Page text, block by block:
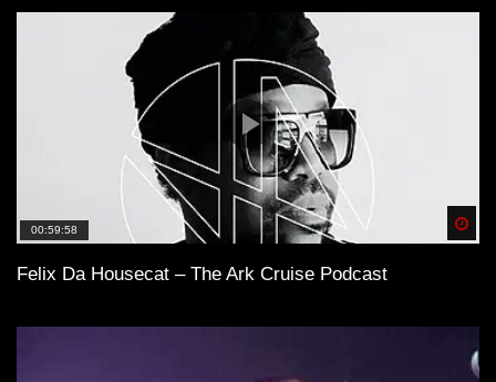
00:59:58
Felix Da Housecat – The Ark Cruise Podcast